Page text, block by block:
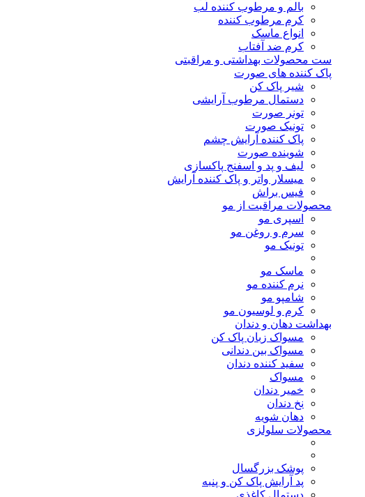
بالم و مرطوب کننده لب
کرم مرطوب کننده
انواع ماسک
کرم ضد آفتاب
ست محصولات بهداشتی و مراقبتی
پاک کننده های صورت
شیر پاک کن
دستمال مرطوب آرایشی
تونر صورت
تونیک صورت
پاک کننده آرایش چشم
شوینده صورت
لیف و پد و اسفنج پاکسازی
میسلار واتر و پاک کننده آرایش
فیس براش
محصولات مراقبت از مو
اسپری مو
سرم و روغن مو
تونیک مو
ماسک مو
نرم کننده مو
شامپو مو
کرم و لوسیون مو
بهداشت دهان و دندان
مسواک زبان پاک کن
مسواک بین دندانی
سفید کننده دندان
مسواک
خمیر دندان
نخ دندان
دهان شویه
محصولات سلولزی
پوشک بزرگسال
پد آرایش پاک کن و پنبه
دستمال کاغذی